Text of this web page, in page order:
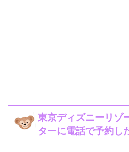
東京ディズニーリゾ
ターに電話で予約し